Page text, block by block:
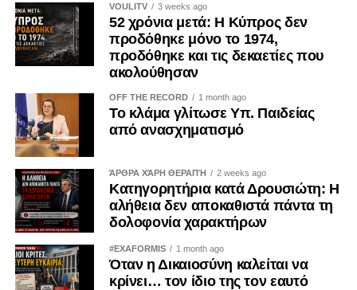
VOULITV 3 weeks ago
52 χρόνια μετά: Η Κύπρος δεν
προδόθηκε μόνο το 1974,
προδόθηκε και τις δεκαετίες που
ακολούθησαν
OFF THE RECORD 1 month ago
Το κλάμα γλίτωσε Υπ. Παιδείας
από ανασχηματισμό
ΆΡΘΡΑ ΧΆΡΗ ΘΕΡΑΠΉ 2 weeks ago
Κατηγορητήρια κατά Δρουσιώτη: Η
αλήθεια δεν αποκαθιστά πάντα τη
δολοφονία χαρακτήρων
#EXAFORMIS 1 month ago
Όταν η Δικαιοσύνη καλείται να
κρίνει… τον ίδιο της τον εαυτό